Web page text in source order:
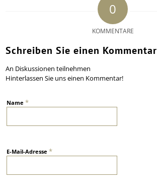
0
KOMMENTARE
Schreiben Sie einen Kommentar
An Diskussionen teilnehmen
Hinterlassen Sie uns einen Kommentar!
Name*
E-Mail-Adresse*